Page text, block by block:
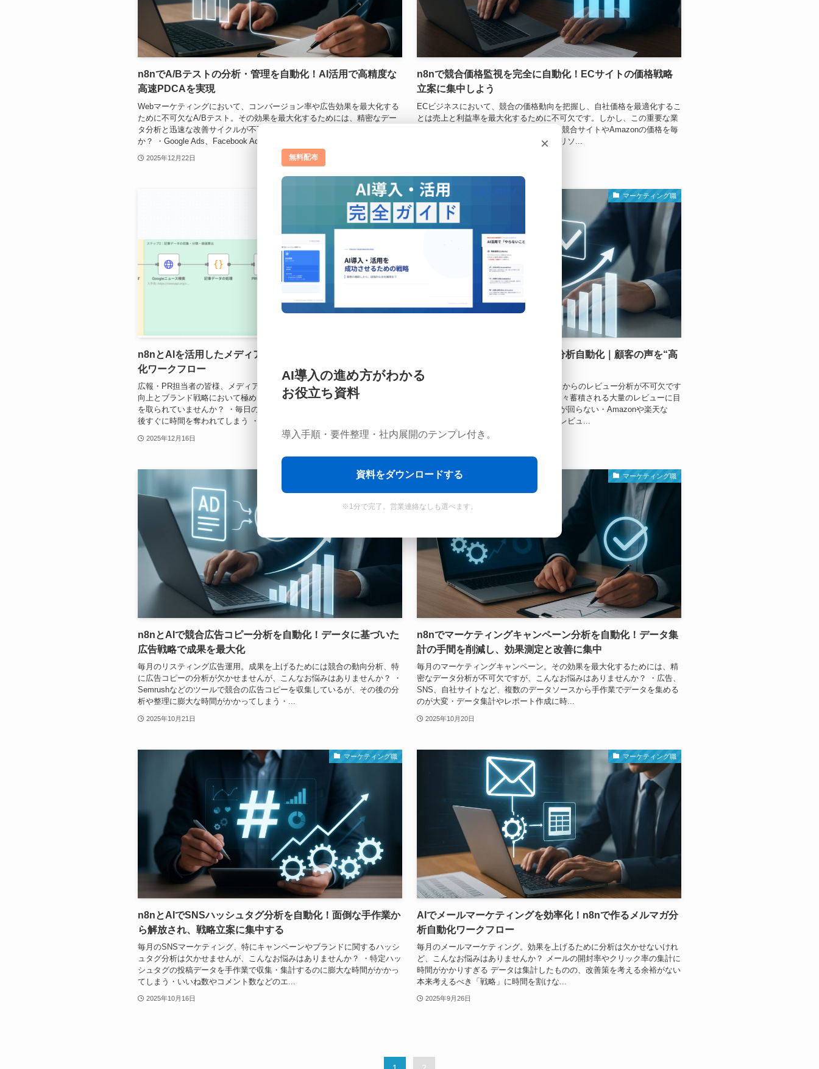
n8nでA/Bテストの分析・管理を自動化！AI活用で高精度な
高速PDCAを実現
Webマーケティングにおいて、コンバージョン率や広告効果を最大化する
ために不可欠なA/Bテスト。その効果を最大化するためには、精密なデー
タ分析と迅速な改善サイクルが不可欠ですが、こんなお悩みはありません
か？ ・Google Ads、Facebook Ads、GA4など...
2025年12月22日
n8nで競合価格監視を完全に自動化！ECサイトの価格戦略
立案に集中しよう
ECビジネスにおいて、競合の価格動向を把握し、自社価格を最適化するこ
とは売上と利益率を最大化するために不可欠です。しかし、この重要な業
務で、こんなお悩みはありませんか？ ・競合サイトやAmazonの価格を毎
日・毎時間チェックする作業に、膨大なリソ...
マーケティング職
n8nとAIを活用したメディア掲載確認・PR効果測定の自動
化ワークフロー
広報・PR担当者の皆様、メディア掲載の確認と効果測定は、企業の認知度
向上とブランド戦略において極めて重要ですが、次のような手作業に時間
を取られていませんか？ ・毎日のメディア露出監視と記事の収集に、始業
後すぐに時間を奪われてしまう ・自社と...
2025年12月16日
マーケティング職
n8nとAIで実現するECレビュー分析自動化｜顧客の声を“高
速”で商品改善へ
ECサイトの売上を伸ばすためには、顧客からのレビュー分析が不可欠です
が、こんなお悩みはありませんか？ ・日々蓄積される大量のレビューに目
を通すだけで手一杯で、深い分析まで手が回らない・Amazonや楽天な
ど、複数のモールに出店しているため、レビュ...
2025年10月21日
マーケティング職
n8nとAIで競合広告コピー分析を自動化！データに基づいた
広告戦略で成果を最大化
毎月のリスティング広告運用。成果を上げるためには競合の動向分析、特
に広告コピーの分析が欠かせませんが、こんなお悩みはありませんか？ ・
Semrushなどのツールで競合の広告コピーを収集しているが、その後の分
析や整理に膨大な時間がかかってしまう・...
2025年10月21日
マーケティング職
n8nでマーケティングキャンペーン分析を自動化！データ集
計の手間を削減し、効果測定と改善に集中
毎月のマーケティングキャンペーン。その効果を最大化するためには、精
密なデータ分析が不可欠ですが、こんなお悩みはありませんか？ ・広告、
SNS、自社サイトなど、複数のデータソースから手作業でデータを集める
のが大変・データ集計やレポート作成に時...
2025年10月20日
マーケティング職
n8nとAIでSNSハッシュタグ分析を自動化！面倒な手作業か
ら解放され、戦略立案に集中する
毎月のSNSマーケティング、特にキャンペーンやブランドに関するハッシ
ュタグ分析は欠かせませんが、こんなお悩みはありませんか？ ・特定ハッ
シュタグの投稿データを手作業で収集・集計するのに膨大な時間がかかっ
てしまう・いいね数やコメント数などのエ...
2025年10月16日
マーケティング職
AIでメールマーケティングを効率化！n8nで作るメルマガ分
析自動化ワークフロー
毎月のメールマーケティング。効果を上げるために分析は欠かせないけれ
ど、こんなお悩みはありませんか？ メールの開封率やクリック率の集計に
時間がかかりすぎる データは集計したものの、改善策を考える余裕がない
本来考えるべき「戦略」に時間を割けな...
2025年9月26日
×
無料配布
AI導入の進め方がわかる
お役立ち資料
導入手順・要件整理・社内展開のテンプレ付き。
資料をダウンロードする
※1分で完了。営業連絡なしも選べます。